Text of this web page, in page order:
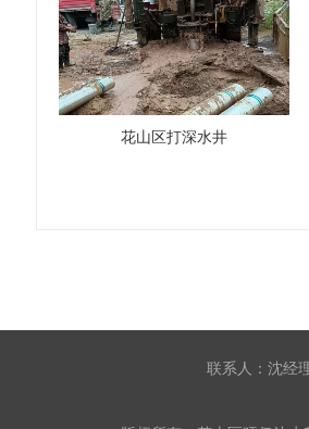
花山区打深水井
联系人：沈经